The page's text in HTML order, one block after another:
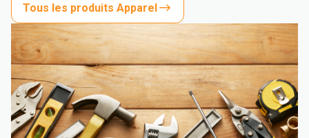
Tous les produits Apparel